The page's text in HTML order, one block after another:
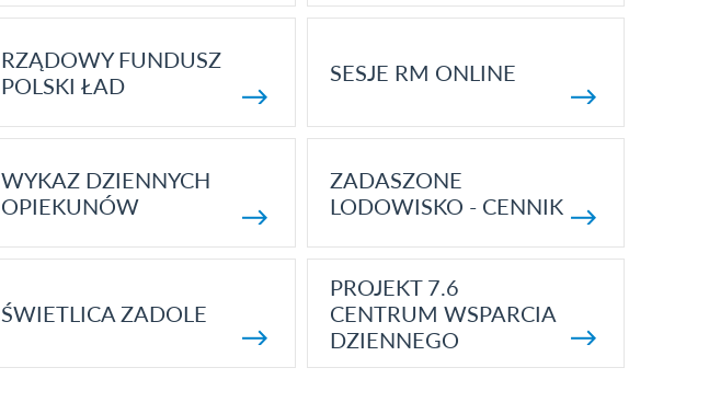
RZĄDOWY FUNDUSZ
POLSKI ŁAD
SESJE RM ONLINE
WYKAZ DZIENNYCH
OPIEKUNÓW
ZADASZONE
LODOWISKO - CENNIK
ŚWIETLICA ZADOLE
PROJEKT 7.6
CENTRUM WSPARCIA
DZIENNEGO